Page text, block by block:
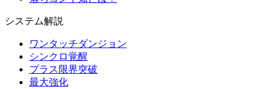
システム解説
ワンタッチダンジョン
シンクロ覚醒
プラス限界突破
最大強化